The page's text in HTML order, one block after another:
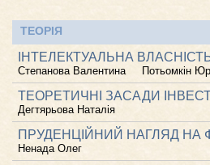
ТЕОРІЯ
ІНТЕЛЕКТУАЛЬНА
Степанова Валентина Потьомкін
ТЕОРЕТИЧНІ ЗАСАДИ
Дегтярьова Наталія
ПРУДЕНЦІЙНИЙ НАГЛЯД НА
Ненада Олег